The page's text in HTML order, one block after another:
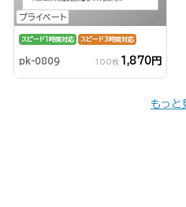
プライベート
スピード1時間対応 スピード3時間対応
pk-0809 100枚 1,870円
もっと